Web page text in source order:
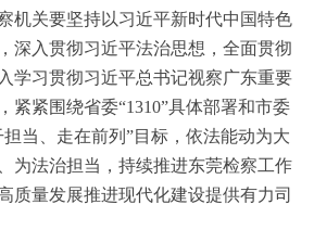
机关要坚持以习近平新时代中国特色
深入贯彻习近平法治思想，全面贯彻
学习贯彻习近平总书记视察广东重要
紧紧围绕省委“1310”具体部署和市委
当、走在前列”目标，依法能动为大
为法治担当，持续推进东莞检察工作
质量发展推进现代化建设提供有力司